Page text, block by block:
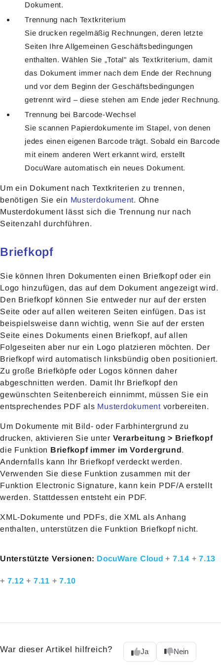
Dokument.
Trennung nach Textkriterium
Sie drucken regelmäßig Rechnungen, deren letzte
Seiten Ihre Allgemeinen Geschäftsbedingungen
enthalten. Wählen Sie „Total" als Textkriterium, damit
das Dokument immer nach dem Ende der Rechnung
und vor dem Beginn der Geschäftsbedingungen
getrennt wird – diese stehen am Ende jeder Rechnung.
Trennung bei Barcode-Wechsel
Sie scannen Papierdokumente im Stapel, von denen
jedes einen eigenen Barcode trägt. Sobald ein Barcode
mit einem anderen Wert erkannt wird, erstellt
DocuWare automatisch ein neues Dokument.
Um ein Dokument nach Textkriterien zu trennen,
benötigen Sie ein Musterdokument. Ohne
Musterdokument lässt sich die Trennung nur nach
Seitenzahl durchführen.
Briefkopf
Sie können Ihren Dokumenten einen Briefkopf oder ein
Logo hinzufügen, das auf dem Dokument angezeigt wird.
Den Briefkopf können Sie entweder nur auf der ersten
Seite oder auf allen weiteren Seiten einfügen. Das ist
beispielsweise dann wichtig, wenn Sie auf der ersten
Seite eines Dokuments einen Briefkopf, auf allen
Folgeseiten aber nur ein Logo platzieren möchten. Der
Briefkopf wird automatisch linksbündig oben positioniert.
Zu große Briefköpfe oder Logos können daher
abgeschnitten werden. Damit Ihr Briefkopf den
gewünschten Seitenbereich einnimmt, müssen Sie ein
entsprechendes PDF als Musterdokument vorbereiten.
Um Dokumente mit Bild- oder Farbhintergrund zu
drucken, aktivieren Sie unter Verarbeitung > Briefkopf
die Funktion Briefkopf immer im Vordergrund.
Andernfalls kann Ihr Briefkopf verdeckt werden.
Verwenden Sie diese Funktion zusammen mit der
Funktion Electronic Signature, kann kein PDF/A erstellt
werden. Stattdessen entsteht ein PDF.
XML-Dokumente und PDFs, die XML als Anhang
enthalten, unterstützen die Funktion Briefkopf nicht.
Unterstützte Versionen: DocuWare Cloud+ 7.14 + 7.13
+ 7.12+ 7.11 + 7.10
War dieser Artikel hilfreich? Ja Nein